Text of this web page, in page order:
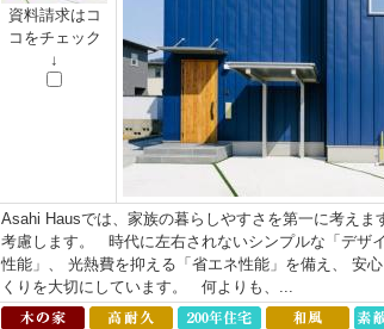
資料請求はコ
コをチェック
↓
Asahi Hausでは、家族の暮らしやすさを第一に考え
考慮します。 時代に左右されないシンプルな「デザ
性能」、 光熱費を抑える「省エネ性能」を備え、 安
くりを大切にしています。 何よりも、...